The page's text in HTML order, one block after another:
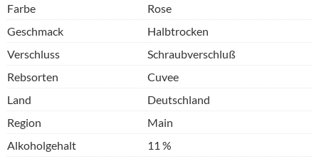
Farbe
Rose
Geschmack
Halbtrocken
Verschluss
Schraubverschluß
Rebsorten
Cuvee
Land
Deutschland
Region
Main
Alkoholgehalt
11 %